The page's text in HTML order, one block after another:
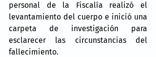
personal de la Fiscalía realizó el
levantamiento del cuerpo e inició una
carpeta de investigación para
esclarecer las circunstancias del
fallecimiento.